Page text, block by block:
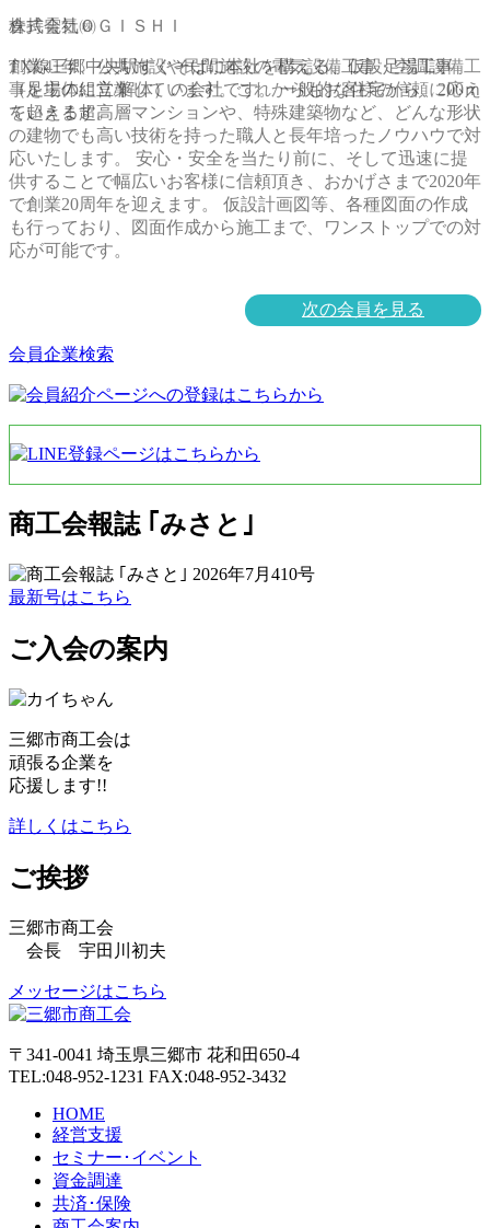
倉持電気㈱
創業41年、公共施設や民間施設の電気設備工事・空調設備工
事を主体に営業しています。これからもお客様の信頼に応え
ていきます。
株式会社ＯＧＩＳＨＩ
TX線三郷中央駅すぐそばに本社を構える、仮設足場工事
（足場の組立/解体）の会社です。 一般的な住宅から、200ｍ
を超える超高層マンションや、特殊建築物など、どんな形状
の建物でも高い技術を持った職人と長年培ったノウハウで対
応いたします。 安心・安全を当たり前に、そして迅速に提
供することで幅広いお客様に信頼頂き、おかげさまで2020年
で創業20周年を迎えます。 仮設計画図等、各種図面の作成
も行っており、図面作成から施工まで、ワンストップでの対
応が可能です。
次の会員を見る
会員企業検索
商工会報誌 ｢みさと｣
最新号はこちら
ご入会の案内
三郷市商工会は
頑張る企業を
応援します!!
詳しくはこちら
ご挨拶
三郷市商工会
会長 宇田川初夫
メッセージはこちら
〒341-0041 埼玉県三郷市 花和田650-4
TEL:048-952-1231 FAX:048-952-3432
HOME
経営支援
セミナー･イベント
資金調達
共済･保険